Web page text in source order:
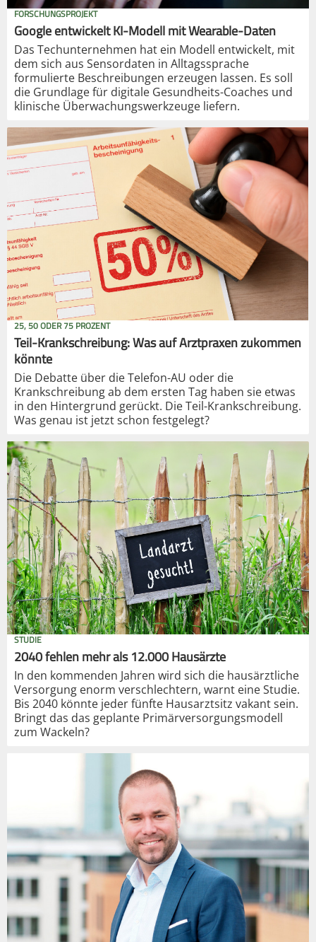
FORSCHUNGSPROJEKT
Google entwickelt KI-Modell mit Wearable-Daten
Das Techunternehmen hat ein Modell entwickelt, mit
dem sich aus Sensordaten in Alltagssprache
formulierte Beschreibungen erzeugen lassen. Es soll
die Grundlage für digitale Gesundheits-Coaches und
klinische Überwachungswerkzeuge liefern.
25, 50 ODER 75 PROZENT
Teil-Krankschreibung: Was auf Arztpraxen zukommen
könnte
Die Debatte über die Telefon-AU oder die
Krankschreibung ab dem ersten Tag haben sie etwas
in den Hintergrund gerückt. Die Teil-Krankschreibung.
Was genau ist jetzt schon festgelegt?
STUDIE
2040 fehlen mehr als 12.000 Hausärzte
In den kommenden Jahren wird sich die hausärztliche
Versorgung enorm verschlechtern, warnt eine Studie.
Bis 2040 könnte jeder fünfte Hausarztsitz vakant sein.
Bringt das das geplante Primärversorgungsmodell
zum Wackeln?